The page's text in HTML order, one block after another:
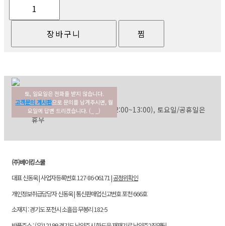
토, 일요일은 전화를 받지 않습니다.
고객문의 게시판으로 문의를 남겨주시면, 월
요일에 답변 드리겠습니다. (_ _)
고객센터 02-354-3022
평일: 09:30~17:30 (점심: 12:00~13:00), 토요일/공휴일은
휴무
(주)베이킹스쿨
대표 신동욱 | 사업자등록번호 127-86-06171 |공정위확인
개인정보취급담당자 신동욱 | 통신판매업신고번호 포천 666호
소재지 : 경기도 포천시 소흘읍 무봉리 182-5